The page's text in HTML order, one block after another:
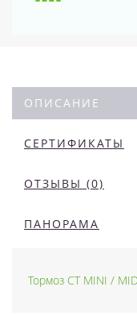
ОПИСАНИЕ
СЕРТИФИКАТЫ
ОТЗЫВЫ (0)
ПАНОРАМА
Тормоз CT MINI /